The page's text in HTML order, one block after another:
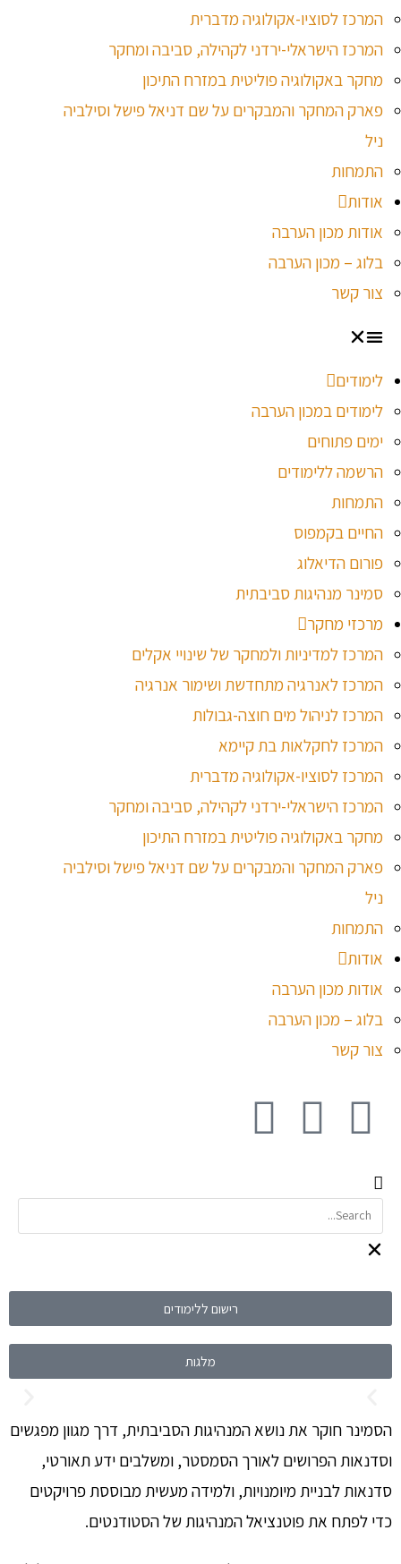
המרכז לסוציו-אקולוגיה מדברית
המרכז הישראלי-ירדני לקהילה, סביבה ומחקר
מחקר באקולוגיה פוליטית במזרח התיכון
פארק המחקר והמבקרים על שם דניאל פישל וסילביה
ניל
התמחות
אודות
אודות מכון הערבה
בלוג – מכון הערבה
צור קשר
לימודים
לימודים במכון הערבה
ימים פתוחים
הרשמה ללימודים
התמחות
החיים בקמפוס
פורום הדיאלוג
סמינר מנהיגות סביבתית
מרכזי מחקר
המרכז למדיניות ולמחקר של שינויי אקלים
המרכז לאנרגיה מתחדשת ושימור אנרגיה
המרכז לניהול מים חוצה-גבולות
המרכז לחקלאות בת קיימא
המרכז לסוציו-אקולוגיה מדברית
המרכז הישראלי-ירדני לקהילה, סביבה ומחקר
מחקר באקולוגיה פוליטית במזרח התיכון
פארק המחקר והמבקרים על שם דניאל פישל וסילביה
ניל
התמחות
אודות
אודות מכון הערבה
בלוג – מכון הערבה
צור קשר
רישום ללימודים
מלגות
הסמינר חוקר את נושא המנהיגות הסביבתית, דרך מגוון מפגשים
וסדנאות הפרושים לאורך הסמסטר, ומשלבים ידע תאורטי,
סדנאות לבניית מיומנויות, ולמידה מעשית מבוססת פרויקטים
כדי לפתח את פוטנציאל המנהיגות של הסטודנטים.